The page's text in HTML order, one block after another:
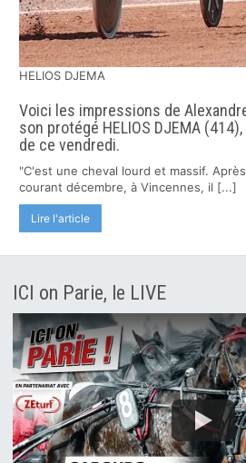
HELIOS DJEMA
Voici les impressions de
son protégé HELIOS DJEMA
de ce vendredi.
"C'est une cheval lourd et massif.
courant décembre, à Vincennes, il [...]
Lire l'article
ICI on Parie, le LIVE